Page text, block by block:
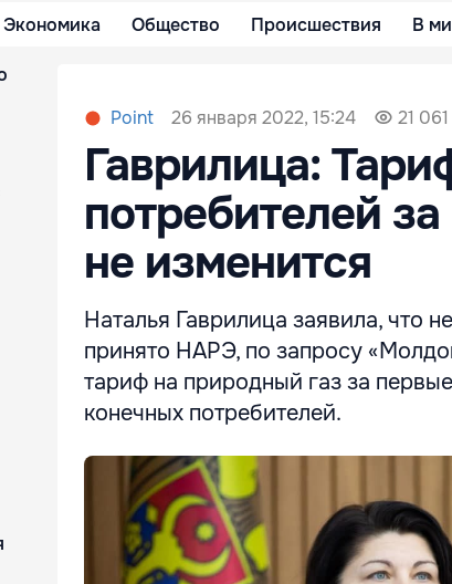
Экономика Общество Происшествия В
Point 26 января 2022, 15:24 21 061
Гаврилица:
потребителей
не изменится
Наталья Гаврилица заявила, что
принято НАРЭ, по запросу
тариф на природный газ за
конечных потребителей.